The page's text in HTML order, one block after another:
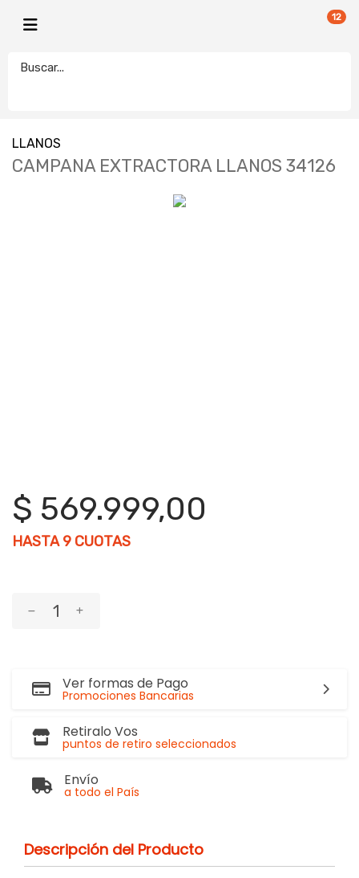
12
LLANOS
CAMPANA EXTRACTORA LLANOS 34126
$ 569.999,00
HASTA9 CUOTAS
Ver formas de Pago
Promociones Bancarias
Retiralo Vos
puntos de retiro seleccionados
Envío
a todo el País
Descripción del Producto